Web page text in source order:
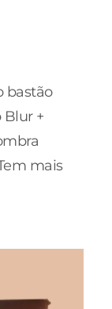
bastão
Blur +
mais